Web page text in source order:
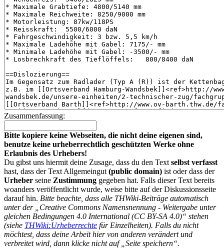
Zusammenfassung:
Bitte kopiere keine Webseiten, die nicht deine eigenen sind,
benutze keine urheberrechtlich geschützten Werke ohne
Erlaubnis des Urhebers!
Du gibst uns hiermit deine Zusage, dass du den Text selbst verfasst
hast, dass der Text Allgemeingut (public domain) ist oder dass der
Urheber seine Zustimmung gegeben hat. Falls dieser Text bereits
woanders veröffentlicht wurde, weise bitte auf der Diskussionsseite
darauf hin. Bitte beachte, dass alle THWiki-Beiträge automatisch
unter der „Creative Commons Namensnennung - Weitergabe unter
gleichen Bedingungen 4.0 International (CC BY-SA 4.0)“ stehen
(siehe THWiki:Urheberrechte für Einzelheiten). Falls du nicht
möchtest, dass deine Arbeit hier von anderen verändert und
verbreitet wird, dann klicke nicht auf „Seite speichern“.